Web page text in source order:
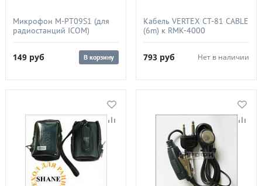
Микрофон M-PT09S1 (для
радиостанций ICOM)
149 руб В корзину
Кабель VERTEX CT-81 CABLE
(6m) к RMK-4000
793 руб Нет в наличии